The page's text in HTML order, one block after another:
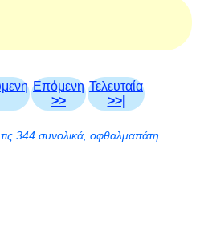
Επόμενη
>>
Τελευταία
>>|
τις 344 συνολικά, οφθαλμαπάτη.